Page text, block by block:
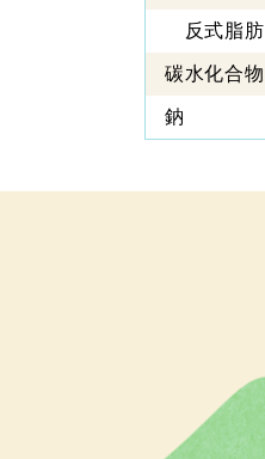
反式脂肪
碳水化合物
鈉